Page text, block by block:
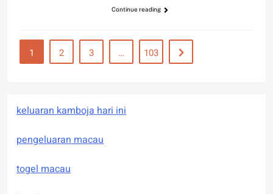
Continue reading
1 2 3 … 103
keluaran kamboja hari ini
pengeluaran macau
togel macau